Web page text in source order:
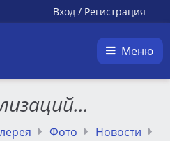
Вход / Регистрация
Меню
Фото
Новости